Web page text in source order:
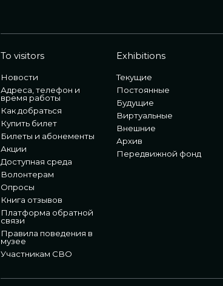
To visitors
Новости
Адреса, телефон и
время работы
Как добраться
Купить билет
Билеты и абонементы
Акции
Доступная среда
Волонтерам
Опросы
Книга отзывов
Платформа обратной
связи
Правила поведения в
музее
Участникам СВО
Exhibitions
Текущие
Постоянные
Будущие
Виртуальные
Внешние
Архив
Передвижной фонд